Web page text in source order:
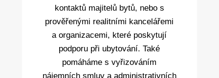
kontaktů majitelů bytů, nebo s
prověřenými realitními kancelářemi
a organizacemi, které poskytují
podporu při ubytování. Také
pomáháme s vyřizováním
nájemních smluv a administrativních